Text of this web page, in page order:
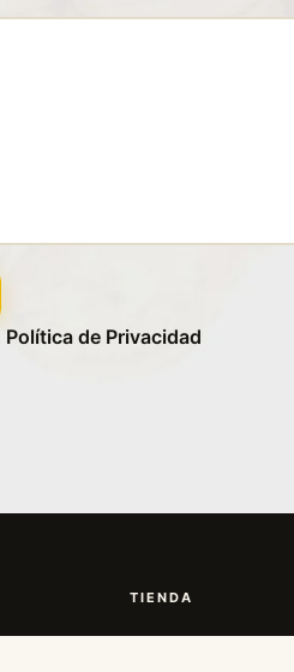
Política de Privacidad
TIENDA